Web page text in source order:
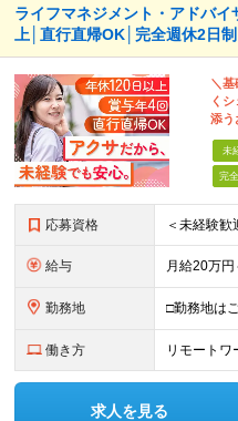
ライフマネジメント・アドバ
上│直行直帰OK│完全週休2日
＼基
く
添う
未
完
応募資格
給与
勤務地
働き方 リモートワ
求人を見る